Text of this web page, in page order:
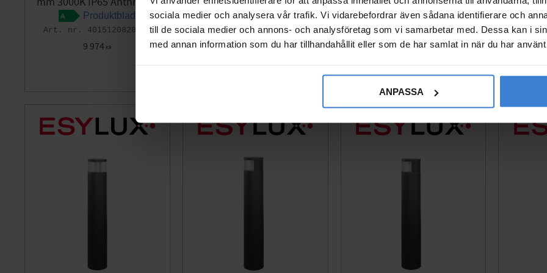
sociala medier och analysera vår trafik. Vi vidarebefordrar även sådana identifierare och
till de sociala medier och annons- och analysföretag som vi samarbetar med. Dessa kan i
med annan information som du har tillhandahållit eller som de har samlat in när du har
ANPASSA
Produktblad
4015120820762
9 974KR
Produktblad
4015120820786
9 974KR
acite
Produktblad
4015120820007